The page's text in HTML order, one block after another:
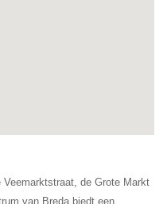
de Grote Markt
van Breda biedt een